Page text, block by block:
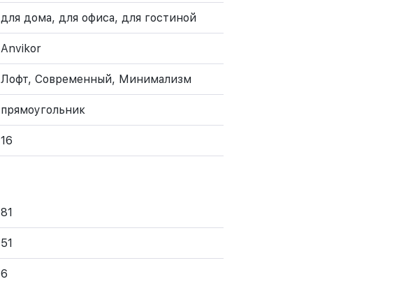
для дома, для офиса, для гостиной
Anvikor
Лофт, Современный, Минимализм
прямоугольник
16
81
51
6